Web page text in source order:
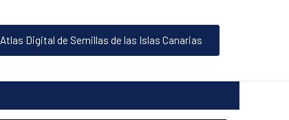
Atlas Digital de Semillas de las Islas Canarias